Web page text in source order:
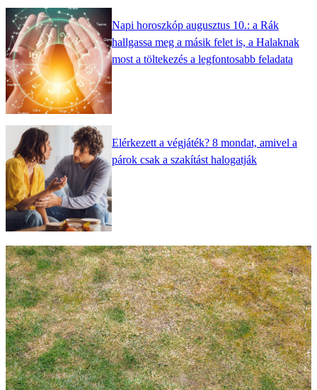
Napi horoszkóp augusztus 10.: a Rák
hallgassa meg a másik felet is, a Halaknak
most a töltekezés a legfontosabb feladata
Elérkezett a végjáték? 8 mondat, amivel a
párok csak a szakítást halogatják